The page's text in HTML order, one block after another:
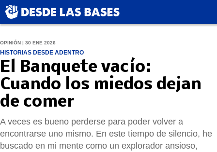
OPINIÓN | 30 ENE 2026
HISTORIAS DESDE ADENTRO
El Banquete vacío:
Cuando los miedos dejan
de comer
A veces es bueno perderse para poder volver a
encontrarse uno mismo. En este tiempo de silencio, he
buscado en mi mente como un explorador ansioso,